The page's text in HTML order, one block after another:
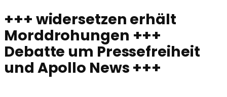
+++ widersetzen erhält
Morddrohungen +++
Debatte um Pressefreiheit
und Apollo News +++